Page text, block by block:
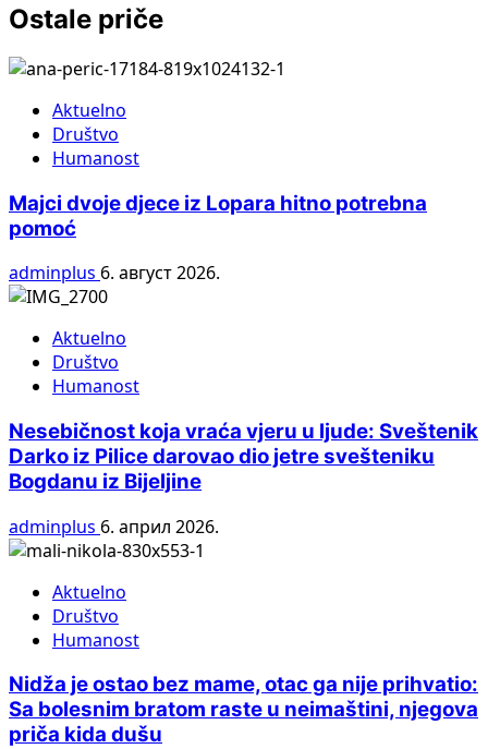
Ostale priče
Aktuelno
Društvo
Humanost
Majci dvoje djece iz Lopara hitno potrebna
pomoć
adminplus 6. август 2026.
Aktuelno
Društvo
Humanost
Nesebičnost koja vraća vjeru u ljude: Sveštenik
Darko iz Pilice darovao dio jetre svešteniku
Bogdanu iz Bijeljine
adminplus 6. април 2026.
Aktuelno
Društvo
Humanost
Nidža je ostao bez mame, otac ga nije prihvatio:
Sa bolesnim bratom raste u neimaštini, njegova
priča kida dušu